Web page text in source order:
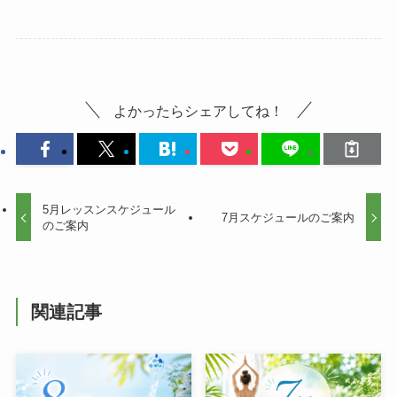
よかったらシェアしてね！
5月レッスンスケジュール
のご案内
7月スケジュールのご案内
関連記事